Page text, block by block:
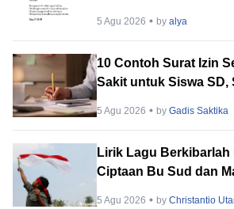
5 Agu 2026 byalya
10 Contoh Surat Izin
Sakit untuk Siswa SD,
5 Agu 2026 byGadis Saktika
Lirik Lagu Berkibarlah
Ciptaan Bu Sud dan
5 Agu 2026 byChristantio